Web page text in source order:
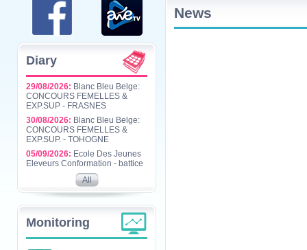
Diary
29/08/2026: Blanc Bleu Belge:
CONCOURS FEMELLES &
EXP.SUP - FRASNES
30/08/2026: Blanc Bleu Belge:
CONCOURS FEMELLES &
EXP.SUP. - TOHOGNE
05/09/2026: Ecole Des Jeunes
Eleveurs Conformation - battice
All
Monitoring
News